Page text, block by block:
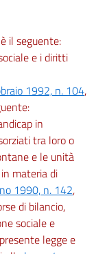
il seguente:
e i diritti
1992, n. 104,
in
tra loro o
e le unità
materia di
1990, n. 142,
di bilancio,
sociale e
legge e